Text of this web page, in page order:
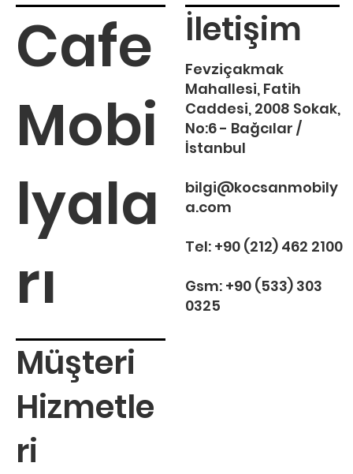
Müşteri
Hizmetle
ri
Cafe
Mobi
lyala
rı
İletişim
Fevziçakmak
Mahallesi, Fatih
Caddesi, 2008 Sokak,
No:6 - Bağcılar /
İstanbul
bilgi@kocsanmobily
a.com
Tel: +90 (212) 462 2100
Gsm: +90 (533) 303
0325